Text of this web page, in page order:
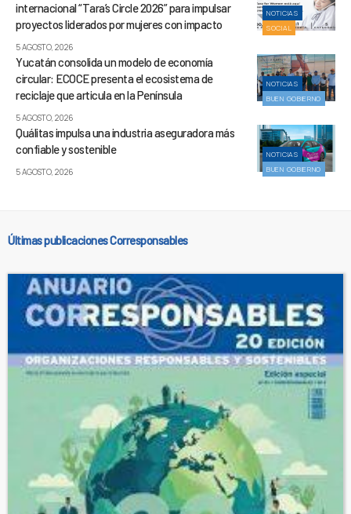
NOTICIAS
SOCIAL
internacional “Tara’s Circle 2026” para impulsar
proyectos liderados por mujeres con impacto
5 AGOSTO, 2026
NOTICIAS
BUEN GOBIERNO
Yucatán consolida un modelo de economía
circular: ECOCE presenta el ecosistema de
reciclaje que articula en la Península
5 AGOSTO, 2026
NOTICIAS
BUEN GOBIERNO
Quálitas impulsa una industria aseguradora más
confiable y sostenible
5 AGOSTO, 2026
Últimas publicaciones Corresponsables